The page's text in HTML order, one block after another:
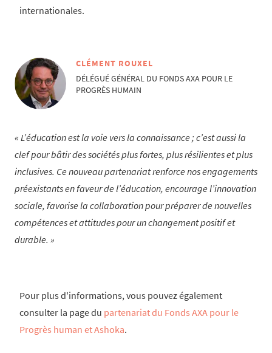
internationales.​
CLÉMENT ROUXEL
DÉLÉGUÉ GÉNÉRAL DU FONDS AXA POUR LE
PROGRÈS HUMAIN
L’éducation est la voie vers la connaissance ; c’est aussi la
clef pour bâtir des sociétés plus fortes, plus résilientes et plus
inclusives. Ce nouveau partenariat renforce nos engagements
préexistants en faveur de l’éducation, encourage l’innovation
sociale, favorise la collaboration pour préparer de nouvelles
compétences et attitudes pour un changement positif et
durable.
Pour plus d'informations, vous pouvez également
consulter la page du partenariat du Fonds AXA pour le
Progrès human et Ashoka.